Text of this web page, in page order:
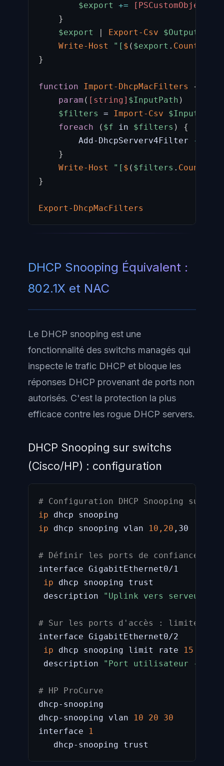
$export
+= [PSCustomObject]
}
$export
| Export-Csv $OutputPath
Write-Host
"[ $ ( $export . Count
}
function Import-DhcpMacFilters
{
param ( [string] $InputPath )
$filters
= Import-Csv
$InputPath
foreach
( $f in $filters )
{
        Add-DhcpServerv4Filter
-
}
Write-Host
"[ $ ( $filters . Count
}
Export-DhcpMacFilters
DHCP Snooping Équivalent :
802.1X et NAC
Le DHCP snooping est une
fonctionnalité des switchs managés qui
inspecte le trafic DHCP et bloque les
réponses DHCP provenant de ports non
autorisés. C'est la protection la plus
efficace contre les rogue DHCP servers.
DHCP Snooping sur switchs
(Cisco/HP) : configuration
# Configuration DHCP Snooping sur
ip
ip dhcp snooping vlan 10,20 ,30
# Définir les ports de confiance
interface GigabitEthernet0/1
ip dhcp snooping trust
description
"Uplink vers serveur
# Sur les ports d'accès : limiter le
interface GigabitEthernet0/2
ip dhcp snooping limit rate
15
description
"Port utilisateur - 15
# HP ProCurve
dhcp-snooping
dhcp-snooping vlan
10 20
30
interface
1
   dhcp-snooping trust